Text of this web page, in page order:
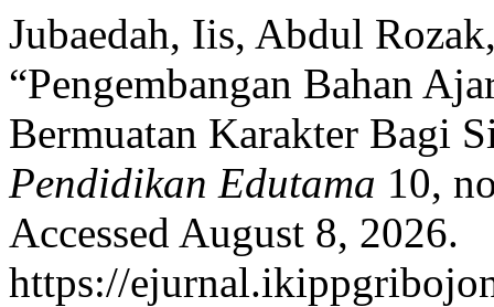
Jubaedah, Iis, Abdul
“Pengembangan Bahan
Bermuatan Karakter Bagi
Pendidikan Edutama 10,
Accessed August 8, 2026.
https://